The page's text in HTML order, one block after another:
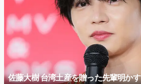
佐藤大樹 台湾土産を贈った先輩明かす